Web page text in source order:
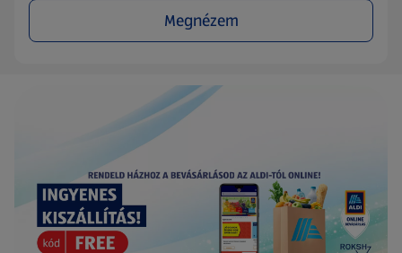
Megnézem